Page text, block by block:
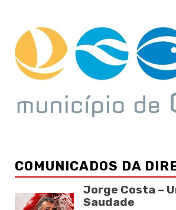
COMUNICADOS DA
Jorge Costa –
Saudade